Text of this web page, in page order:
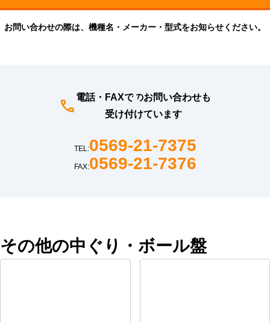
お問い合わせの際は、機種名・メーカー・型式をお知らせください。
電話・FAXでのお問い合わせも
受け付けています
TEL:0569-21-7375
FAX:0569-21-7376
その他の中ぐり・ボール盤